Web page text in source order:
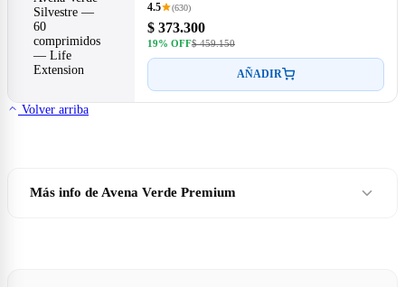
4.5 (630)
$ 373.300
19% OFF$ 459.150
AÑADIR
Volver arriba
Más info de Avena Verde Premium